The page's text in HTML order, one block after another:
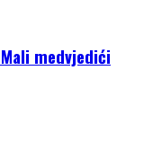
medvjedići